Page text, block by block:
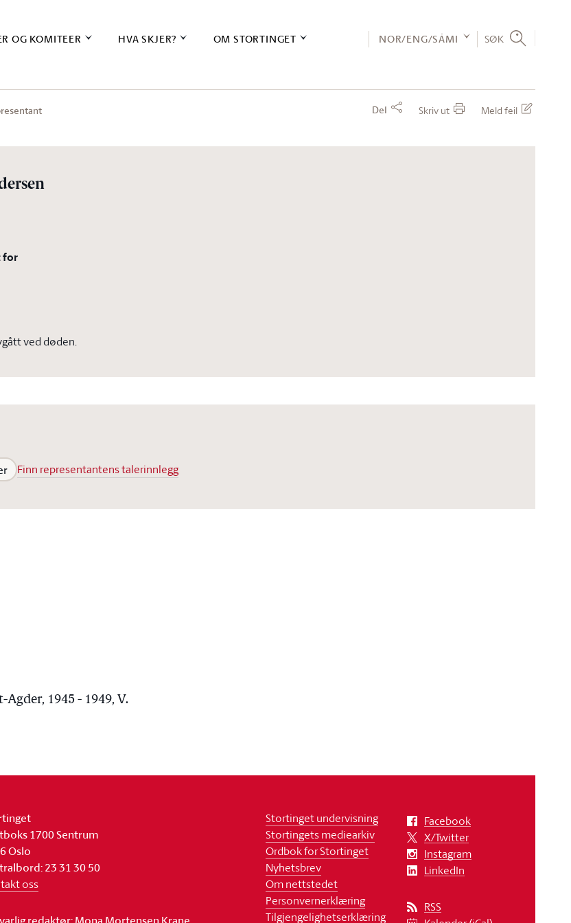
OG KOMITEER HVA SKJER? OM STORTINGET NOR/ENG/SÁMI SØK
Del Skriv ut Meld feil
for
ved døden.
Finn representantens talerinnlegg
1945 - 1949, V.
1700 Sentrum
Oslo
23 31 30 50
oss
Stortinget undervisning
Stortingets mediearkiv
Ordbok for Stortinget
Nyhetsbrev
Om nettstedet
Personvernerklæring
Tilgjengelighetserklæring
Facebook
X/Twitter
Instagram
LinkedIn
RSS